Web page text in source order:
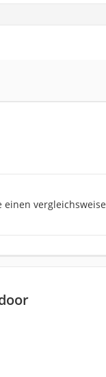
vergleichsweise